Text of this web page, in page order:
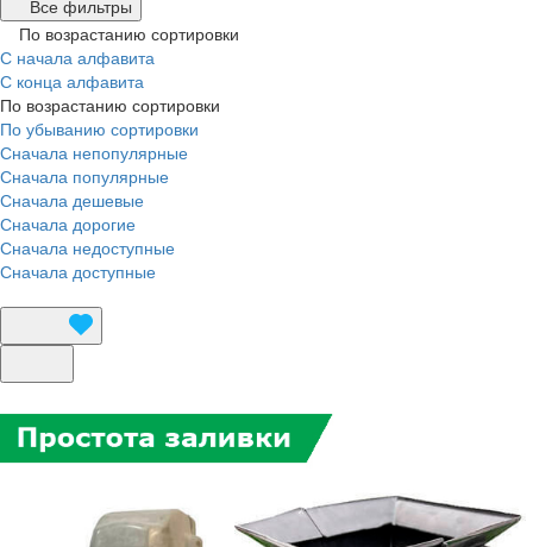
Все фильтры
По возрастанию сортировки
С начала алфавита
С конца алфавита
По возрастанию сортировки
По убыванию сортировки
Сначала непопулярные
Сначала популярные
Сначала дешевые
Сначала дорогие
Сначала недоступные
Сначала доступные